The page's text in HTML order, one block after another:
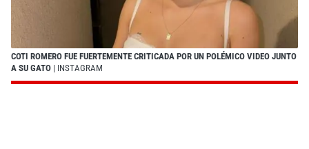
COTI ROMERO FUE FUERTEMENTE CRITICADA POR UN POLÉMICO VIDEO JUNTO
A SU GATO | INSTAGRAM